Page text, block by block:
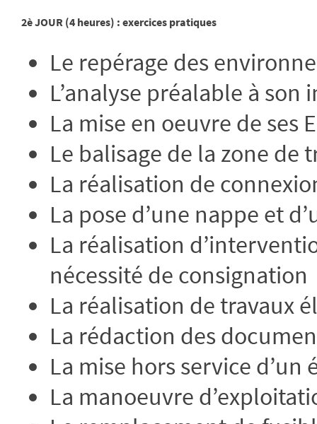
2è JOUR (4 heures) : exercices pratiques
Le repérage des
L’analyse préalable à
La mise en oeuvre de ses
Le balisage de la zone de
La réalisation de
La pose d’une nappe et
La réalisation
nécessité de consignation
La réalisation de travaux
La rédaction des
La mise hors service
La manoeuvre